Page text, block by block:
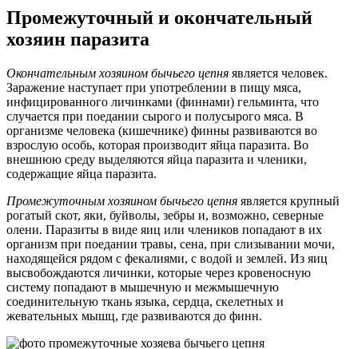
Промежуточный и окончательный
хозяин паразита
Окончательным хозяином бычьего цепня является человек.
Заражение наступает при употреблении в пищу мяса,
инфицированного личинками (финнами) гельминта, что
случается при поедании сырого и полусырого мяса. В
организме человека (кишечнике) финны развиваются во
взрослую особь, которая производит яйца паразита. Во
внешнюю среду выделяются яйца паразита и членики,
содержащие яйца паразита.
Промежуточным хозяином бычьего цепня является крупный
рогатый скот, яки, буйволы, зебры и, возможно, северные
олени. Паразиты в виде яиц или члеников попадают в их
организм при поедании травы, сена, при слизывании мочи,
находящейся рядом с фекалиями, с водой и землей. Из яиц
высвобождаются личинки, которые через кровеносную
систему попадают в мышечную и межмышечную
соединительную ткань языка, сердца, скелетных и
жевательных мышц, где развиваются до финн.